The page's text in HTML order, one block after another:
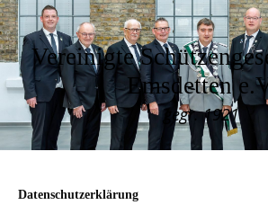
Vereinigte
Emsdetten
gegr. 1921
Datenschutzerklärung